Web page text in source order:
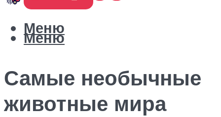
Меню
Меню
Самые необычные
животные мира